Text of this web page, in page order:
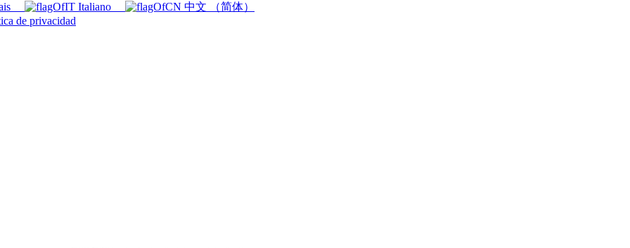
Italiano
中文 （简体）
de privacidad